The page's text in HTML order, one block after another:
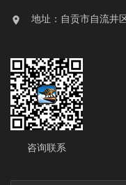
地址：自贡市自流井
咨询联系